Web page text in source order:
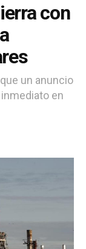
con
un anuncio
en